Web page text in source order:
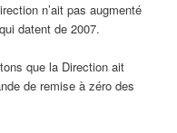
n’ait pas augmenté
datent de 2007.
que la Direction ait
de remise à zéro des